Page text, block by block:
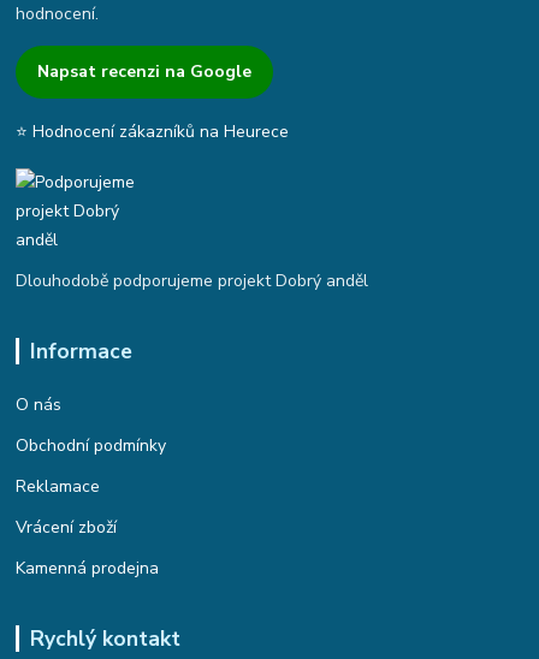
hodnocení.
Napsat recenzi na Google
⭐ Hodnocení zákazníků na Heurece
Dlouhodobě podporujeme projekt Dobrý anděl
Informace
O nás
Obchodní podmínky
Reklamace
Vrácení zboží
Kamenná prodejna
Rychlý kontakt